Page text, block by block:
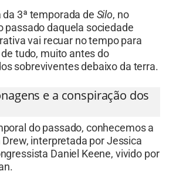
3ª temporada de Silo, no
passado daquela sociedade
vai recuar no tempo para
tudo, muito antes do
sobreviventes debaixo da terra.
e a conspiração dos
do passado, conhecemos a
interpretada por Jessica
Daniel Keene, vivido por